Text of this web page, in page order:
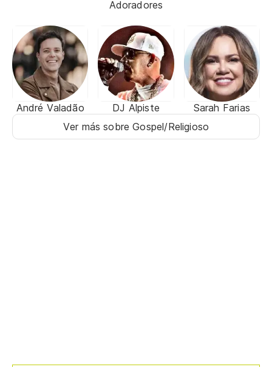
Adoradores
André Valadão DJ Alpiste
Sarah Farias
Ver más sobre Gospel/Religioso